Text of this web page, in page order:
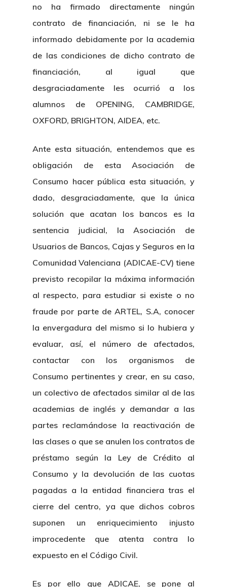
no ha firmado directamente ningún
contrato de financiación, ni se le ha
informado debidamente por la academia
de las condiciones de dicho contrato de
financiación, al igual que
desgraciadamente les ocurrió a los
alumnos de OPENING, CAMBRIDGE,
OXFORD, BRIGHTON, AIDEA, etc.
Ante esta situación, entendemos que es
obligación de esta Asociación de
Consumo hacer pública esta situación, y
dado, desgraciadamente, que la única
solución que acatan los bancos es la
sentencia judicial, la Asociación de
Usuarios de Bancos, Cajas y Seguros en la
Comunidad Valenciana (ADICAE-CV) tiene
previsto recopilar la máxima información
al respecto, para estudiar si existe o no
fraude por parte de ARTEL, S.A, conocer
la envergadura del mismo si lo hubiera y
evaluar, así, el número de afectados,
contactar con los organismos de
Consumo pertinentes y crear, en su caso,
un colectivo de afectados similar al de las
academias de inglés y demandar a las
partes reclamándose la reactivación de
las clases o que se anulen los contratos de
préstamo según la Ley de Crédito al
Consumo y la devolución de las cuotas
pagadas a la entidad financiera tras el
cierre del centro, ya que dichos cobros
suponen un enriquecimiento injusto
improcedente que atenta contra lo
expuesto en el Código Civil.
Es por ello que ADICAE, se pone al
Inicio
Noticias